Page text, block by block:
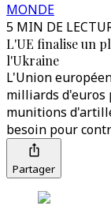
MONDE
5 MIN DE
L'UE finalise un
l'Ukraine
L'Union
milliards d'euros
munitions
besoin pour
Partager